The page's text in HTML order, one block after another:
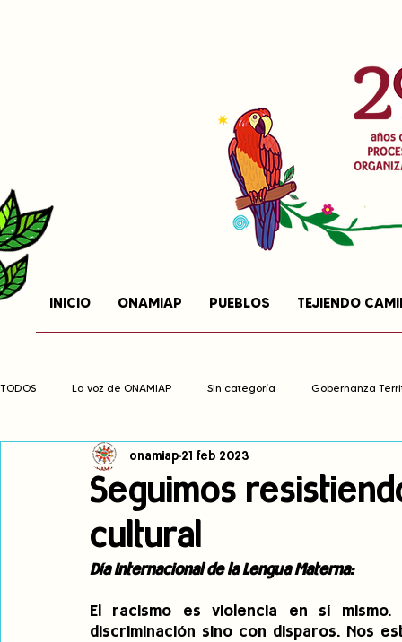
INICIO ONAMIAP PUEBLOS TEJIENDO
TODOS La voz de ONAMIAP Sin categoría Gobernanza
Cambio climático Navegador indígena
Pronunciamientos
jóvenes indígenas Incidencias incidencia PNPI
Seguimos
cultural
onamiap 21 feb 2023
Día Internacional de la Lengua Materna:
El racismo es violencia en sí
discriminación sino con disparos. Nos